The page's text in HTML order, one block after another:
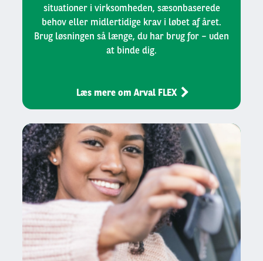
situationer i virksomheden, sæsonbaserede
behov eller midlertidige krav i løbet af året.
Brug løsningen så længe, du har brug for – uden
at binde dig.
Læs mere om Arval FLEX